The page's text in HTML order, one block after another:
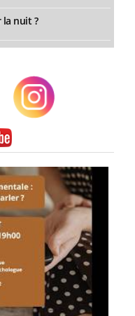
la nuit ?